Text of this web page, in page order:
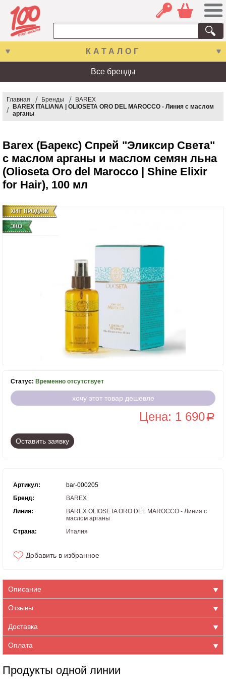
КАТАЛОГ
Все бренды
Главная Бренды
BAREX
BAREX ITALIANA | OLIOSETA ORO DEL MAROCCO - Линия с маслом
арганы
Barex (Барекс) Спрей "Эликсир Света"
с маслом арганы и маслом семян льна
(Olioseta Oro del Marocco | Shine Elixir
for Hair), 100 мл
Статус: Временно отсутствует
хочу этот товар дешевле
Цена: 1 690a
Оставить заявку
Артикул:
bar-000205
Бренд:
BAREX
Линия:
BAREX OLIOSETA ORO DEL MAROCCO - Линия с
маслом арганы
Страна:
Италия
Добавить в избранное
Описание
Отзывы
Доставка
Оплата
Продукты одной линии